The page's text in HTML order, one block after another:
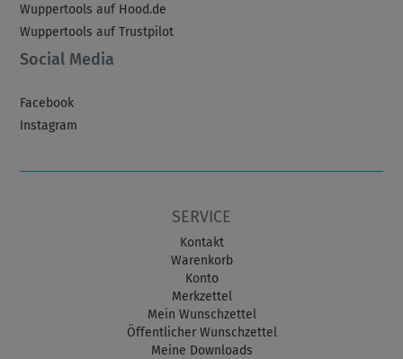
Wuppertools auf Hood.de
Wuppertools auf Trustpilot
Social Media
Facebook
Instagram
SERVICE
Kontakt
Warenkorb
Konto
Merkzettel
Mein Wunschzettel
Öffentlicher Wunschzettel
Meine Downloads